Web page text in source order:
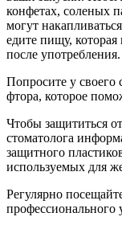
конфетах, соленых
могут
едите пищу, которая
после употребления.
Попросите у своего
фтора, которое
Чтобы защититься
стоматолога
защитного
используемых для
Регулярно
профессионального